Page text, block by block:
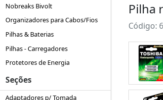
Nobreaks Bivolt
Organizadores para Cabos/Fios
Pilhas & Baterias
Pilhas - Carregadores
Protetores de Energia
Seções
Adaptadores p/ Tomada
Pilha
Código: